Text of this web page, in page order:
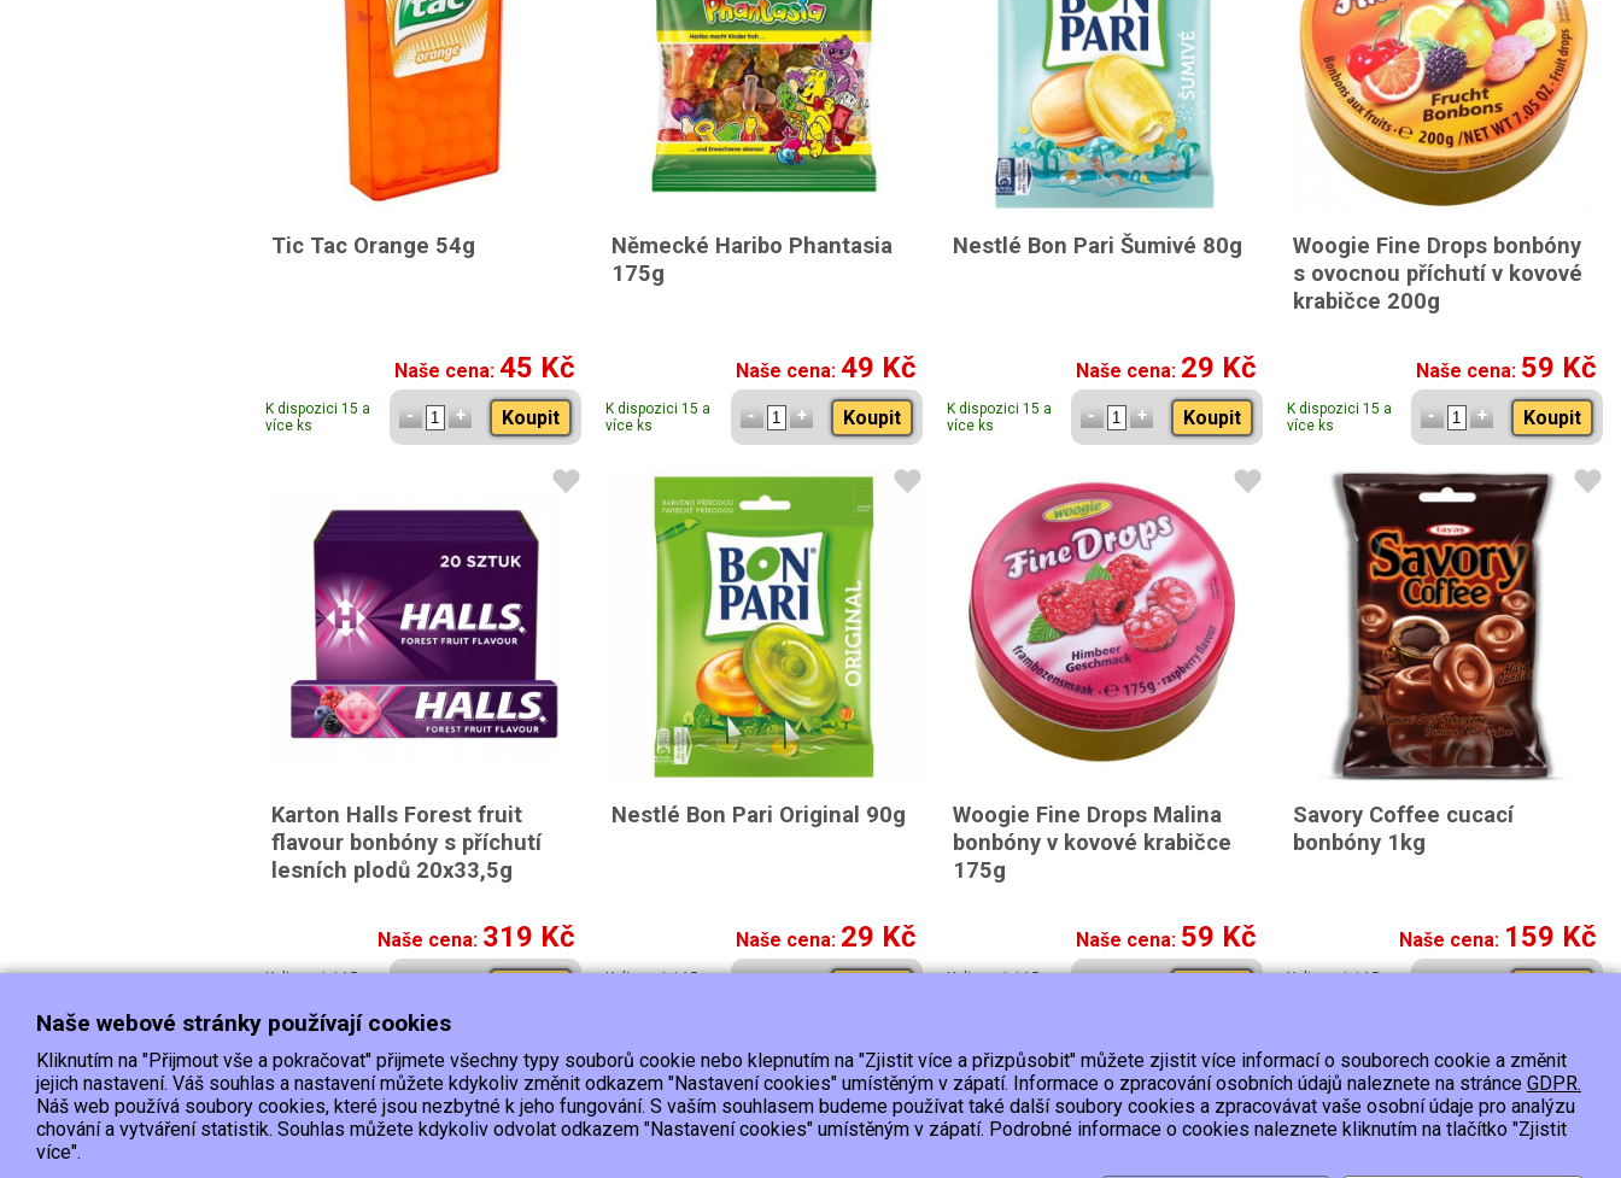
Tic Tac Orange 54g
Naše cena:45 Kč
K dispozici 15 a
více ks
Koupit
Německé Haribo Phantasia
175g
Naše cena: 49 Kč
K dispozici 15 a
více ks
Koupit
Nestlé Bon Pari Šumivé 80g
Naše cena: 29 Kč
K dispozici 15 a
více ks
Koupit
Woogie Fine Drops bonbóny
s ovocnou příchutí v kovové
krabičce 200g
Naše cena: 59 Kč
K dispozici 15 a
více ks
Koupit
Karton Halls Forest fruit
flavour bonbóny s příchutí
lesních plodů 20x33,5g
Naše cena: 319 Kč
K dispozici 15 a
Nestlé Bon Pari Original 90g
Naše cena: 29 Kč
K dispozici 15 a
Woogie Fine Drops Malina
bonbóny v kovové krabičce
175g
Naše cena: 59 Kč
K dispozici 15 a
Savory Coffee cucací
bonbóny 1kg
Naše cena: 159 Kč
K dispozici 15 a
Doprava Platba Kontakt/Reklamace Obchodní podmínky Ochrana os.údajů
EET :Podle zákona o evidenci tržeb je prodávající povinen vystavit kupujícímu účtenku.
Vytvořil:2026 © Smartware s.r.o. ,Redakční systém MultiCMS
Naše webové stránky používají cookies
Kliknutím na "Přijmout vše a pokračovat" přijmete všechny typy souborů cookie nebo klepnutím na "Zjistit více a přizpůsobit" můžete zjistit více informací o souborech cookie a změnit
jejich nastavení. Váš souhlas a nastavení můžete kdykoliv změnit odkazem "Nastavení cookies" umístěným v zápatí. Informace o zpracování osobních údajů naleznete na stránce GDPR.
Náš web používá soubory cookies, které jsou nezbytné k jeho fungování. S vaším souhlasem budeme používat také další soubory cookies a zpracovávat vaše osobní údaje pro analýzu
chování a vytváření statistik. Souhlas můžete kdykoliv odvolat odkazem "Nastavení cookies" umístěným v zápatí. Podrobné informace o cookies naleznete kliknutím na tlačítko "Zjistit
více".